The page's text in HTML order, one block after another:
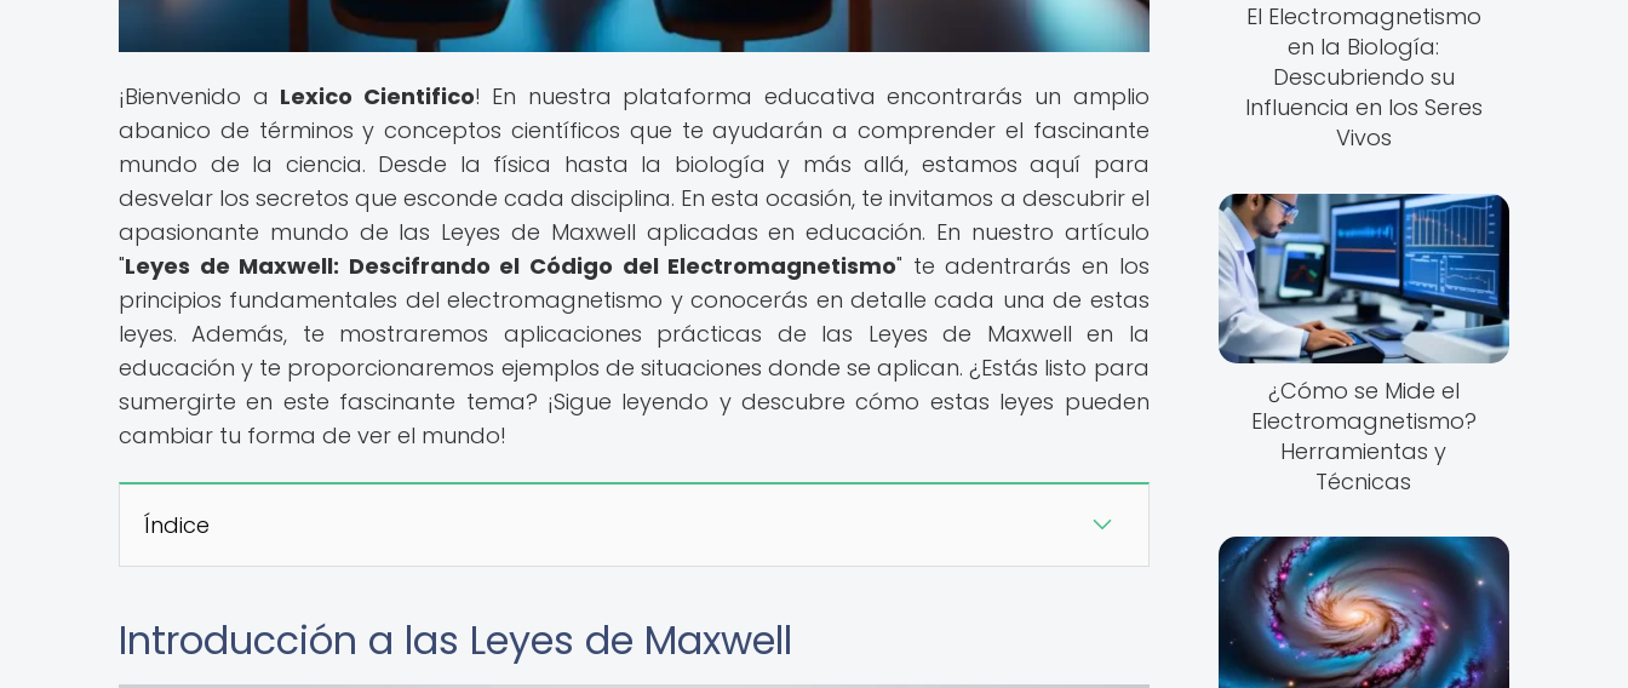
¡Bienvenido a Lexico Cientifico! En nuestra plataforma educativa encontrarás un amplio
abanico de términos y conceptos científicos que te ayudarán a comprender el fascinante
mundo de la ciencia. Desde la física hasta la biología y más allá, estamos aquí para
desvelar los secretos que esconde cada disciplina. En esta ocasión, te invitamos a descubrir el
apasionante mundo de las Leyes de Maxwell aplicadas en educación. En nuestro artículo
"Leyes de Maxwell: Descifrando el Código del Electromagnetismo" te adentrarás en los
principios fundamentales del electromagnetismo y conocerás en detalle cada una de estas
leyes. Además, te mostraremos aplicaciones prácticas de las Leyes de Maxwell en la
educación y te proporcionaremos ejemplos de situaciones donde se aplican. ¿Estás listo para
sumergirte en este fascinante tema? ¡Sigue leyendo y descubre cómo estas leyes pueden
cambiar tu forma de ver el mundo!
Índice
Introducción a las Leyes de Maxwell
El Electromagnetismo
en la Biología:
Descubriendo su
Influencia en los Seres
Vivos
¿Cómo se Mide el
Electromagnetismo?
Herramientas y
Técnicas